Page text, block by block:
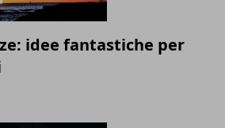
idee fantastiche per